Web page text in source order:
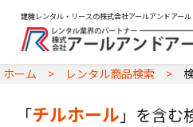
建機レンタル・リースの株式会社アールアンドアール
ホーム レンタル商品検索
「チルホール 」を含む